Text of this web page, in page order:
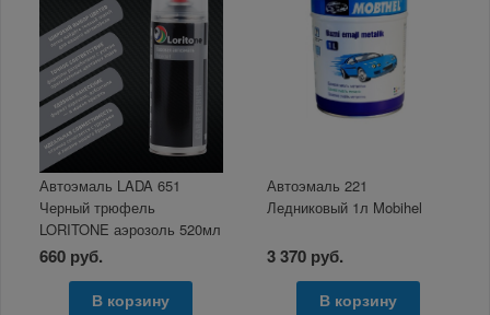
Автоэмаль LADA 651
Черный трюфель
LORITONE аэрозоль 520мл
660 руб.
В корзину
Автоэмаль 221
Ледниковый 1л Mobihel
3 370 руб.
В корзину